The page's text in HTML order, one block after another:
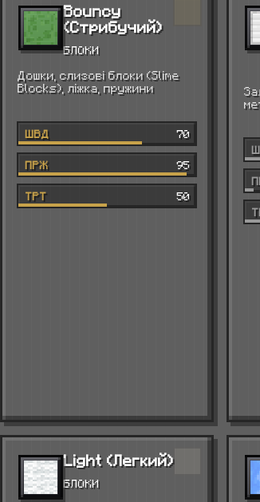
Bouncy
(Стрибучий)
БЛОКИ
Дошки, слизові блоки (Slime
Blocks), ліжка, пружини
ШВД 70
ПРЖ 95
ТРТ 50
Light (Легкий)
БЛОКИ